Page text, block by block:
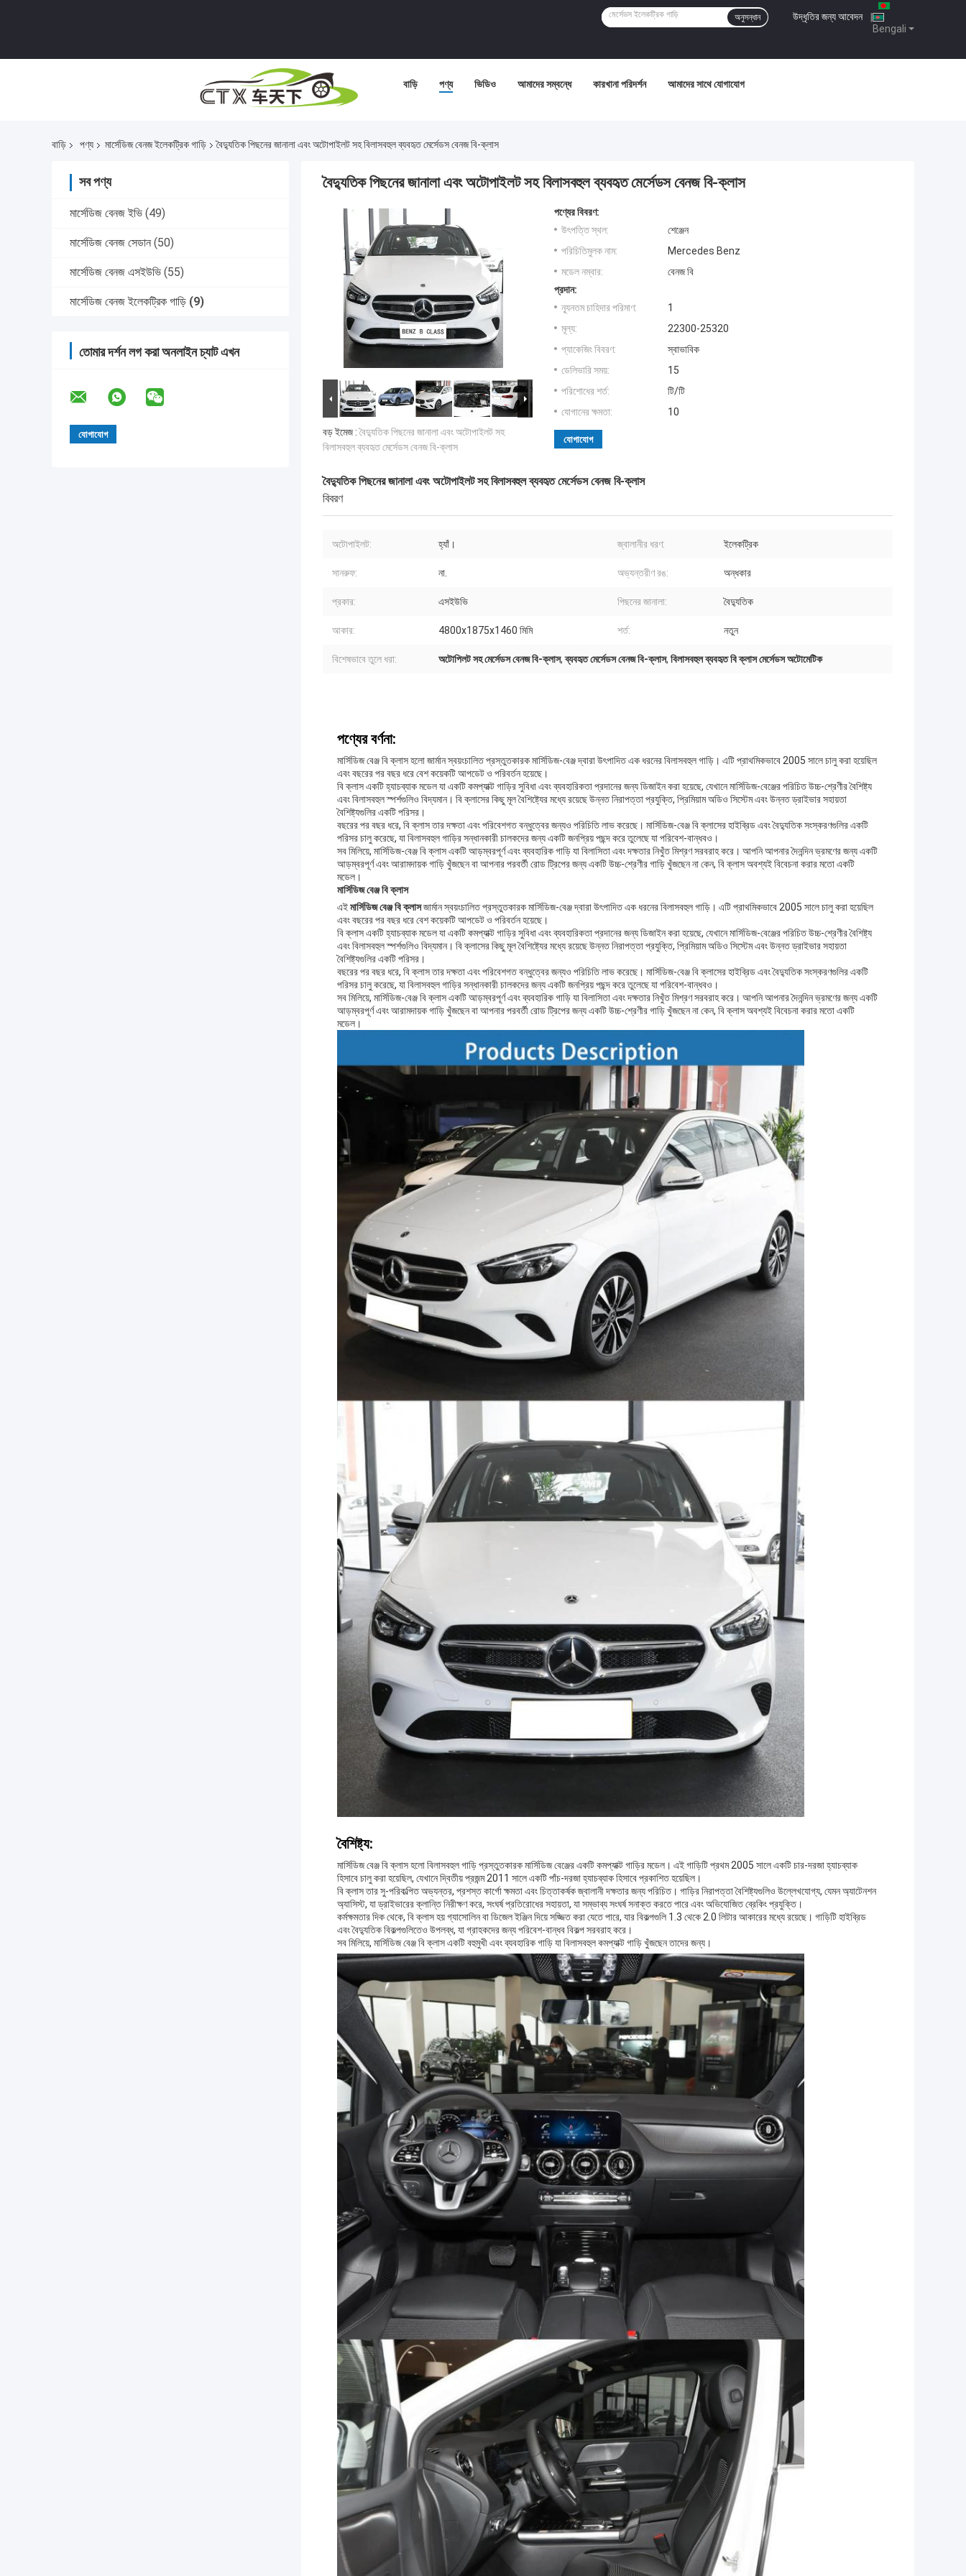
Bengali
উদ্ধৃতির জন্য আবেদন |
অনুসন্ধান
বাড়ি পণ্য ভিডিও আমাদের সম্বন্ধে কারখানা পরিদর্শন আমাদের সাথে যোগাযোগ
বাড়ি পণ্য মার্সেডিজ বেনজ ইলেকট্রিক গাড়ি বৈদ্যুতিক পিছনের জানালা এবং অটোপাইলট সহ বিলাসবহুল ব্যবহৃত মের্সেডস বেনজ বি-ক্লাস
সব পণ্য
মার্সেডিজ বেনজ ইভি (49)
মার্সেডিজ বেনজ সেডান (50)
মার্সেডিজ বেনজ এসইউভি (55)
মার্সেডিজ বেনজ ইলেকট্রিক গাড়ি (9)
তোমার দর্শন লগ করা অনলাইন চ্যাট এখন
বৈদ্যুতিক পিছনের জানালা এবং অটোপাইলট সহ বিলাসবহুল ব্যবহৃত মের্সেডস বেনজ বি-ক্লাস
বড় ইমেজ :বৈদ্যুতিক পিছনের জানালা এবং অটোপাইলট সহ
বিলাসবহুল ব্যবহৃত মের্সেডস বেনজ বি-ক্লাস
পণ্যের বিবরণ:
উৎপত্তি স্থল:
শেঞ্জেন
পরিচিতিমুলক নাম:
Mercedes Benz
মডেল নম্বার:
বেনজ বি
প্রদান:
ন্যূনতম চাহিদার পরিমাণ:
1
মূল্য:
22300-25320
প্যাকেজিং বিবরণ:
স্বাভাবিক
ডেলিভারি সময়:
15
পরিশোধের শর্ত:
টি/টি
যোগানের ক্ষমতা:
10
যোগাযোগ
বৈদ্যুতিক পিছনের জানালা এবং অটোপাইলট সহ বিলাসবহুল ব্যবহৃত মের্সেডস বেনজ বি-ক্লাস
বিবরণ
অটোপাইলট: হ্যাঁ। জ্বালানীর ধরণ: ইলেকট্রিক
সানরুফ: না. অভ্যন্তরীণ রঙ: অন্ধকার
প্রকার: এসইউভি পিছনের জানালা: বৈদ্যুতিক
আকার: 4800x1875x1460 মিমি শর্ত: নতুন
বিশেষভাবে তুলে ধরা: অটোপিলট সহ মের্সেডস বেনজ বি-ক্লাস,ব্যবহৃত মের্সেডস বেনজ বি-ক্লাস, বিলাসবহুল ব্যবহৃত বি ক্লাস মের্সেডস অটোমেটিক
পণ্যের বর্ণনা:
মার্সিডিজ বেঞ্জ বি ক্লাস হলো জার্মান স্বয়ংচালিত প্রস্তুতকারক মার্সিডিজ-বেঞ্জ দ্বারা উৎপাদিত এক ধরনের বিলাসবহুল গাড়ি। এটি প্রাথমিকভাবে 2005 সালে চালু করা হয়েছিল
এবং বছরের পর বছর ধরে বেশ কয়েকটি আপডেট ও পরিবর্তন হয়েছে।
বি ক্লাস একটি হ্যাচব্যাক মডেল যা একটি কমপ্যাক্ট গাড়ির সুবিধা এবং ব্যবহারিকতা প্রদানের জন্য ডিজাইন করা হয়েছে, যেখানে মার্সিডিজ-বেঞ্জের পরিচিত উচ্চ-শ্রেণীর বৈশিষ্ট্য
এবং বিলাসবহুল স্পর্শগুলিও বিদ্যমান। বি ক্লাসের কিছু মূল বৈশিষ্ট্যের মধ্যে রয়েছে উন্নত নিরাপত্তা প্রযুক্তি, প্রিমিয়াম অডিও সিস্টেম এবং উন্নত ড্রাইভার সহায়তা
বৈশিষ্ট্যগুলির একটি পরিসর।
বছরের পর বছর ধরে, বি ক্লাস তার দক্ষতা এবং পরিবেশগত বন্ধুত্বের জন্যও পরিচিতি লাভ করেছে। মার্সিডিজ-বেঞ্জ বি ক্লাসের হাইব্রিড এবং বৈদ্যুতিক সংস্করণগুলির একটি
পরিসর চালু করেছে, যা বিলাসবহুল গাড়ির সন্ধানকারী চালকদের জন্য একটি জনপ্রিয় পছন্দ করে তুলেছে যা পরিবেশ-বান্ধবও।
সব মিলিয়ে, মার্সিডিজ-বেঞ্জ বি ক্লাস একটি আড়ম্বরপূর্ণ এবং ব্যবহারিক গাড়ি যা বিলাসিতা এবং দক্ষতার নিখুঁত মিশ্রণ সরবরাহ করে। আপনি আপনার দৈনন্দিন ভ্রমণের জন্য একটি
আড়ম্বরপূর্ণ এবং আরামদায়ক গাড়ি খুঁজছেন বা আপনার পরবর্তী রোড ট্রিপের জন্য একটি উচ্চ-শ্রেণীর গাড়ি খুঁজছেন না কেন, বি ক্লাস অবশ্যই বিবেচনা করার মতো একটি
মডেল।
মার্সিডিজ বেঞ্জ বি ক্লাস
এইমার্সিডিজ বেঞ্জ বি ক্লাসজার্মান স্বয়ংচালিত প্রস্তুতকারক মার্সিডিজ-বেঞ্জ দ্বারা উৎপাদিত এক ধরনের বিলাসবহুল গাড়ি। এটি প্রাথমিকভাবে 2005 সালে চালু করা হয়েছিল
এবং বছরের পর বছর ধরে বেশ কয়েকটি আপডেট ও পরিবর্তন হয়েছে।
বি ক্লাস একটি হ্যাচব্যাক মডেল যা একটি কমপ্যাক্ট গাড়ির সুবিধা এবং ব্যবহারিকতা প্রদানের জন্য ডিজাইন করা হয়েছে, যেখানে মার্সিডিজ-বেঞ্জের পরিচিত উচ্চ-শ্রেণীর বৈশিষ্ট্য
এবং বিলাসবহুল স্পর্শগুলিও বিদ্যমান। বি ক্লাসের কিছু মূল বৈশিষ্ট্যের মধ্যে রয়েছে উন্নত নিরাপত্তা প্রযুক্তি, প্রিমিয়াম অডিও সিস্টেম এবং উন্নত ড্রাইভার সহায়তা
বৈশিষ্ট্যগুলির একটি পরিসর।
বছরের পর বছর ধরে, বি ক্লাস তার দক্ষতা এবং পরিবেশগত বন্ধুত্বের জন্যও পরিচিতি লাভ করেছে। মার্সিডিজ-বেঞ্জ বি ক্লাসের হাইব্রিড এবং বৈদ্যুতিক সংস্করণগুলির একটি
পরিসর চালু করেছে, যা বিলাসবহুল গাড়ির সন্ধানকারী চালকদের জন্য একটি জনপ্রিয় পছন্দ করে তুলেছে যা পরিবেশ-বান্ধবও।
সব মিলিয়ে, মার্সিডিজ-বেঞ্জ বি ক্লাস একটি আড়ম্বরপূর্ণ এবং ব্যবহারিক গাড়ি যা বিলাসিতা এবং দক্ষতার নিখুঁত মিশ্রণ সরবরাহ করে। আপনি আপনার দৈনন্দিন ভ্রমণের জন্য একটি
আড়ম্বরপূর্ণ এবং আরামদায়ক গাড়ি খুঁজছেন বা আপনার পরবর্তী রোড ট্রিপের জন্য একটি উচ্চ-শ্রেণীর গাড়ি খুঁজছেন না কেন, বি ক্লাস অবশ্যই বিবেচনা করার মতো একটি
মডেল।
বৈশিষ্ট্য:
মার্সিডিজ বেঞ্জ বি ক্লাস হলো বিলাসবহুল গাড়ি প্রস্তুতকারক মার্সিডিজ বেঞ্জের একটি কমপ্যাক্ট গাড়ির মডেল। এই গাড়িটি প্রথম 2005 সালে একটি চার-দরজা হ্যাচব্যাক
হিসাবে চালু করা হয়েছিল, যেখানে দ্বিতীয় প্রজন্ম 2011 সালে একটি পাঁচ-দরজা হ্যাচব্যাক হিসাবে প্রকাশিত হয়েছিল।
বি ক্লাস তার সু-পরিকল্পিত অভ্যন্তর, প্রশস্ত কার্গো ক্ষমতা এবং চিত্তাকর্ষক জ্বালানী দক্ষতার জন্য পরিচিত। গাড়ির নিরাপত্তা বৈশিষ্ট্যগুলিও উল্লেখযোগ্য, যেমন অ্যাটেনশন
অ্যাসিস্ট, যা ড্রাইভারের ক্লান্তি নিরীক্ষণ করে, সংঘর্ষ প্রতিরোধের সহায়তা, যা সম্ভাব্য সংঘর্ষ সনাক্ত করতে পারে এবং অভিযোজিত ব্রেকিং প্রযুক্তি।
কর্মক্ষমতার দিক থেকে, বি ক্লাস হয় গ্যাসোলিন বা ডিজেল ইঞ্জিন দিয়ে সজ্জিত করা যেতে পারে, যার বিকল্পগুলি 1.3 থেকে 2.0 লিটার আকারের মধ্যে রয়েছে। গাড়িটি হাইব্রিড
এবং বৈদ্যুতিক বিকল্পগুলিতেও উপলব্ধ, যা গ্রাহকদের জন্য পরিবেশ-বান্ধব বিকল্প সরবরাহ করে।
সব মিলিয়ে, মার্সিডিজ বেঞ্জ বি ক্লাস একটি বহুমুখী এবং ব্যবহারিক গাড়ি যা বিলাসবহুল কমপ্যাক্ট গাড়ি খুঁজছেন তাদের জন্য।